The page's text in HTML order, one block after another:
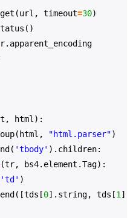
timeout=30)
r.apparent_encoding
html):
"html.parser")
'tbody' ).children:
(tr, bs4.element.Tag):
'td' )
0].string, tds[1